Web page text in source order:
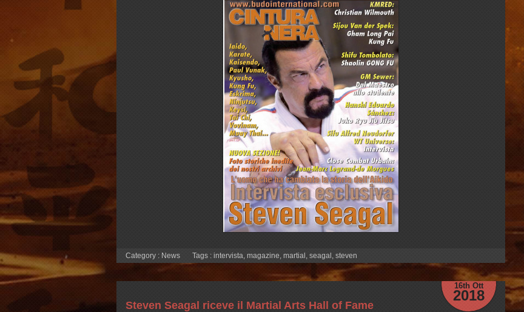
Category : News Tags : intervista, magazine, martial , seagal , steven
16th Ott
2018
Steven Seagal riceve il Martial Arts Hall of Fame